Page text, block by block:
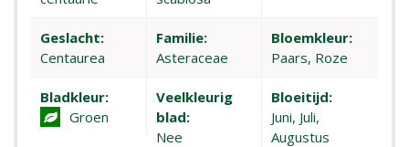
Geslacht:
Centaurea
Familie:
Asteraceae
Bloemkleur:
Paars, Roze
Bladkleur:
Groen
Veelkleurig
blad:
Nee
Bloeitijd:
Juni, Juli,
Augustus